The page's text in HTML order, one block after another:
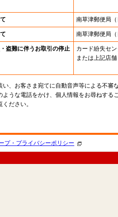
南草津郵便局
南草津郵便局
盗難に伴うお取引の停止
カード紛失セ
または上記店舗
い、お客さま宛てに自動音声等による不審
ような電話をかけ、個人情報をお尋ねする
ください。
プ・プライバシーポリシー